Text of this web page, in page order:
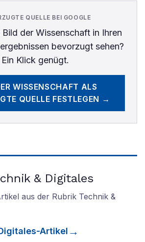
QUELLE BEI GOOGLE
Bild der Wissenschaftin Ihren
bevorzugt sehen?
Ein Klick genügt.
WISSENSCHAFT ALS
QUELLE FESTLEGEN →
& Digitales
aus der Rubrik Technik &
-Artikel